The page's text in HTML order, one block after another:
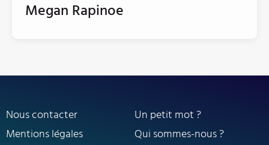
Megan Rapinoe
Nous contacter
Un petit mot ?
Mentions légales
Qui sommes-nous ?